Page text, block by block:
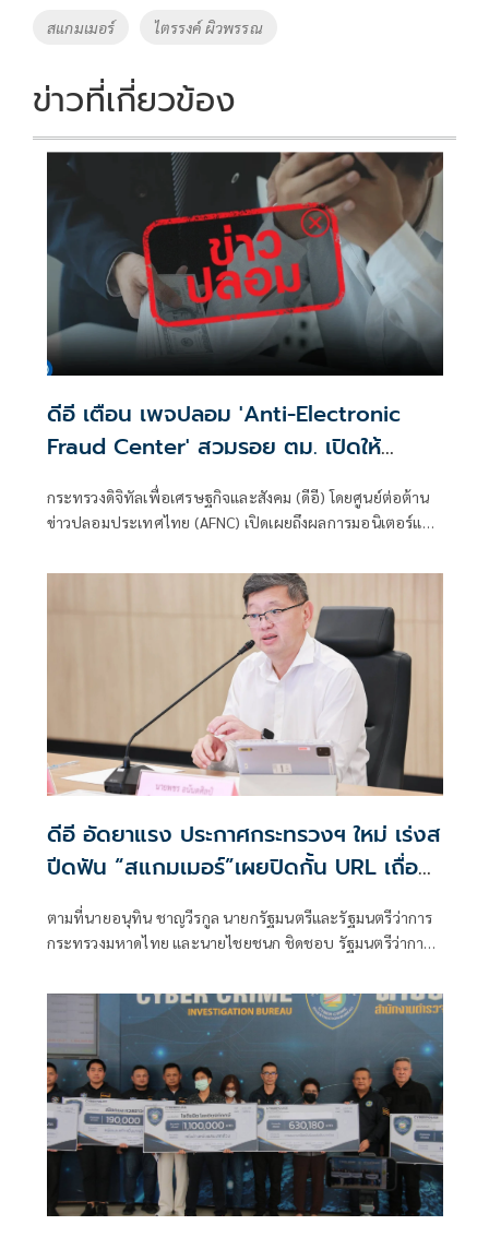
o
k
Li
k
Tags
สแกมเมอร์ ไตรรงค์ ผิวพรรณ
ข่าวที่เกี่ยวข้อง
ดีอี เตือน เพจปลอม 'Anti-Electronic
Fraud Center' สวมรอย ตม. เปิดให้
ติดตามรับเงินคืนจาก 'สแกมเมอร์' ระวัง
สูญเงิน-ข้อมูลส่วนบุคคล
กระทรวงดิจิทัลเพื่อเศรษฐกิจและสังคม (ดีอี) โดยศูนย์ต่อต้าน
ข่าวปลอมประเทศไทย (AFNC) เปิดเผยถึงผลการมอนิเตอร์และ
ปัญหาภัยความมั่นคงและภัยทางสังคมของนายไชยชนก ชิดชอบ
รัฐมนตรีว่าการกระทรวงดิจิทัลเพื่อเศรษฐกิจและสังคม (ดีอี)
โดยยกระดับความสำคัญเรื่องการสร้างความตระหนักรู้เท่าทัน
ภัยอาชญากรรมทางเทคโนโลยี ข่าวปลอม และข้อมูลบิดเบือน
ดีอี อัดยาแรง ประกาศกระทรวงฯ ใหม่ เร่งส
ปีดฟัน “สแกมเมอร์”เผยปิดกั้น URL เถื่อน
แล้วกว่า 8.8 แสนรายการ
ตามที่นายอนุทิน ชาญวีรกูล นายกรัฐมนตรีและรัฐมนตรีว่าการ
กระทรวงมหาดไทย และนายไชยชนก ชิดชอบ รัฐมนตรีว่าการ
ป้องกันและปราบปรามอาชญากรรมออนไลน์ กระทรวงดีอี